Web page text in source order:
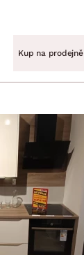
Kup na prodejně